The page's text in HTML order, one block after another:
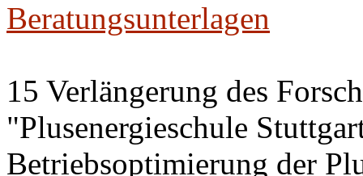
Beratungsunterlagen
15 Verlängerung des
"Plusenergieschule
Betriebsoptimierung der